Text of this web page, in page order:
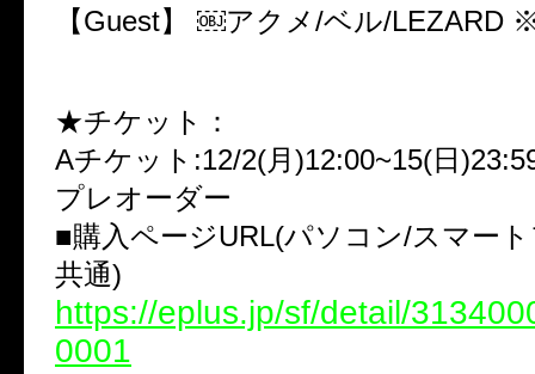
【Guest】 ￼アクメ/ベル/LEZARD
★チケット：
Aチケット:12/2(月)12:00~15(日
プレオーダー
■購入ページURL(パソコン/スマー
共通)
https://eplus.jp/sf/detail/
0001